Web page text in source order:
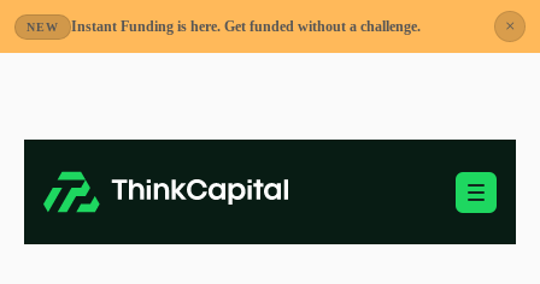
NEW Instant Funding is here. Get funded without a challenge. ×
内
切换移动端菜单